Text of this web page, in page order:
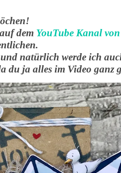
dem YouTube Kanal
natürlich werde ich
du ja alles im Video ganz